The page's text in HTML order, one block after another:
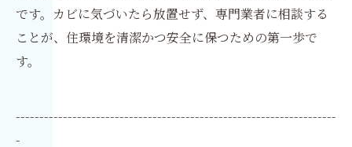
です。カビに気づいたら放置せず、専門業者に相談する
ことが、住環境を清潔かつ安全に保つための第一歩で
す。
--------------------------------------------------------------------
-